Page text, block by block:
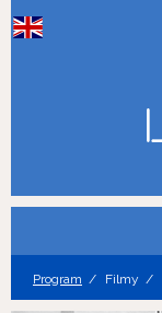
Program Filmy